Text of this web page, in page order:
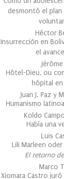
desmontó el plan
Héctor
Insurrección en
el
Hôtel-Dieu, ou
hôpital
Juan J. Paz y
Humanismo
Koldo
Había una
Luis
Lili Marleen
El retorno
Marco
Xiomara Castro